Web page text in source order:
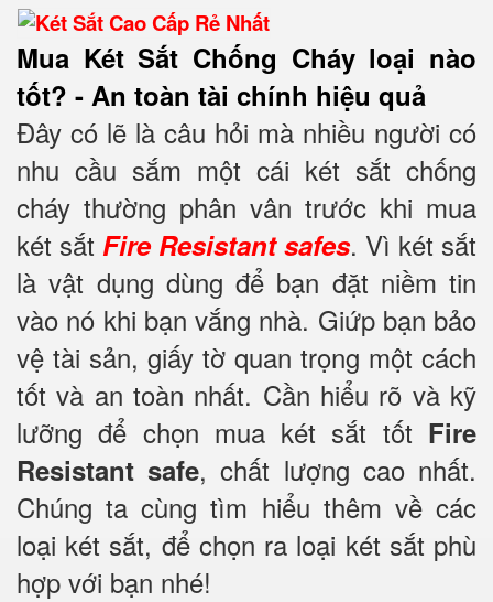
Mua Két Sắt Chống Cháy loại nào
tốt? - An toàn tài chính hiệu quả
Đây có lẽ là câu hỏi mà nhiều người có
nhu cầu sắm một cái két sắt chống
cháy thường phân vân trước khi mua
két sắt Fire Resistant safes. Vì két sắt
là vật dụng dùng để bạn đặt niềm tin
vào nó khi bạn vắng nhà. Giứp bạn bảo
vệ tài sản, giấy tờ quan trọng một cách
tốt và an toàn nhất. Cần hiểu rõ và kỹ
lưỡng để chọn mua két sắt tốt Fire
Resistant safe, chất lượng cao nhất.
Chúng ta cùng tìm hiểu thêm về các
loại két sắt, để chọn ra loại két sắt phù
hợp với bạn nhé!